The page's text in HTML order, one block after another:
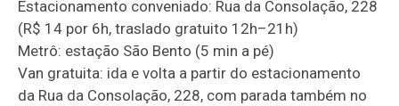
Estacionamento conveniado: Rua da Consolação, 228
(R$ 14 por 6h, traslado gratuito 12h–21h)
Metrô: estação São Bento (5 min a pé)
Van gratuita: ida e volta a partir do estacionamento
da Rua da Consolação, 228, com parada também no